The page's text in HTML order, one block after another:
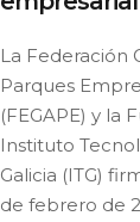
La Federación
Parques
(FEGAPE) y la
Instituto
Galicia (ITG)
de febrero de